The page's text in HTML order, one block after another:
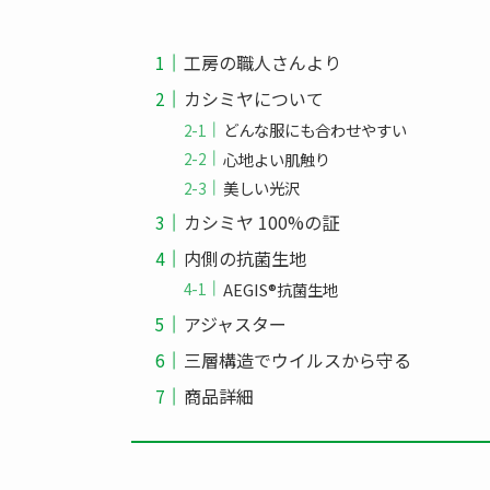
工房の職人さんより
カシミヤについて
どんな服にも合わせやすい
心地よい肌触り
美しい光沢
カシミヤ 100%の証
内側の抗菌生地
AEGIS®抗菌生地
アジャスター
三層構造でウイルスから守る
商品詳細